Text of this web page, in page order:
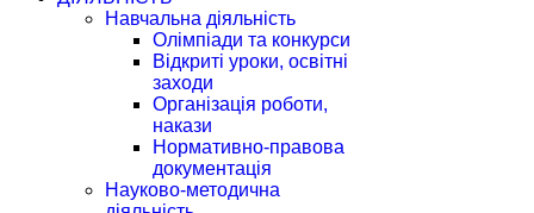
Навчальна діяльність
Олімпіади та конкурси
Відкриті уроки, освітні
заходи
Організація роботи,
накази
Нормативно-правова
документація
Науково-методична